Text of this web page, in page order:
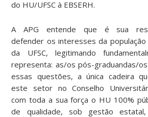
do HU/UFSC à EBSERH.
A APG entende que é sua
defender os interesses da população
da UFSC, legitimando
representa: as/os pós-graduandas/os
essas questões, a única cadeira
este setor no Conselho
com toda a sua força o HU 100%
de qualidade, sob gestão